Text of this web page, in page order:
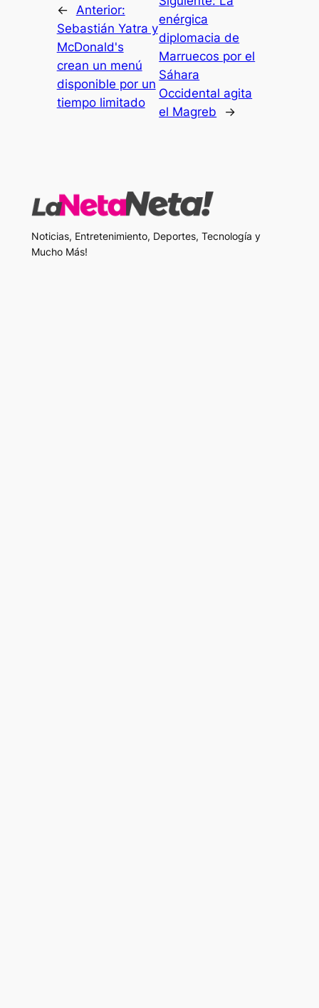
← Anterior:
Sebastián Yatra y
McDonald's
crean un menú
disponible por un
tiempo limitado
enérgica
diplomacia de
Marruecos por el
Sáhara
Occidental agita
el Magreb
→
Noticias, Entretenimiento, Deportes, Tecnología y
Mucho Más!